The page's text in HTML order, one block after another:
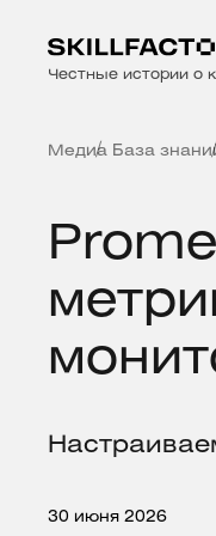
Честные истории о
Медиа База
30 июня 2026